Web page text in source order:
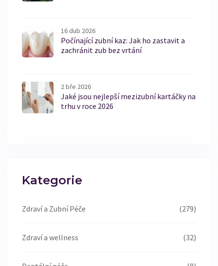
16 dub 2026
Počínající zubní kaz: Jak ho zastavit a
zachránit zub bez vrtání
2 bře 2026
Jaké jsou nejlepší mezizubní kartáčky na
trhu v roce 2026
Kategorie
Zdraví a Zubní Péče (279)
Zdraví a wellness (32)